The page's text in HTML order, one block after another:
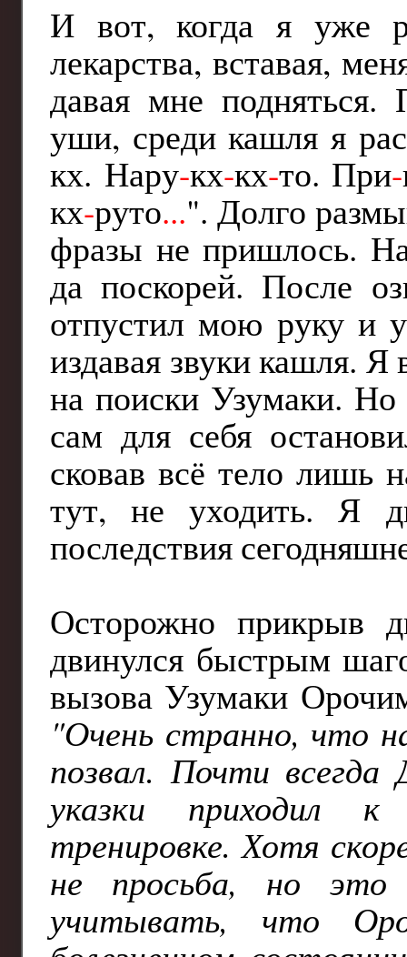
И вот, когда я уже
лекарства, вставая,
давая мне
уши, среди кашля я
кх. Нару-кх-кх-то. При-
кх-руто...". Долго
фразы не пришлось.
да поскорей. После
отпустил мою руку и
издавая звуки кашля. Я
на поиски Узумаки. Но
сам для себя
сковав всё тело лишь
тут, не уходить. Я
последствия
Осторожно прикрыв
двинулся быстрым
вызова Узумаки
"Очень странно, что
позвал. Почти всегда
указки приходил к
тренировке. Хотя
не просьба, но
учитывать, что